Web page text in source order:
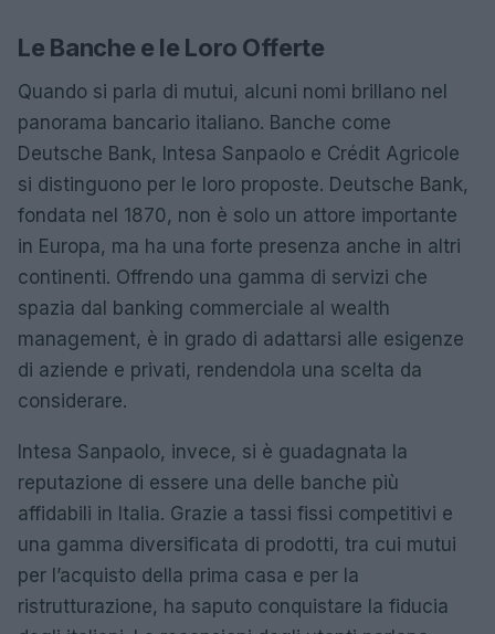
Le Banche e le Loro Offerte
Quando si parla di mutui, alcuni nomi brillano nel
panorama bancario italiano. Banche come
Deutsche Bank, Intesa Sanpaolo e Crédit Agricole
si distinguono per le loro proposte. Deutsche Bank,
fondata nel 1870, non è solo un attore importante
in Europa, ma ha una forte presenza anche in altri
continenti. Offrendo una gamma di servizi che
spazia dal banking commerciale al wealth
management, è in grado di adattarsi alle esigenze
di aziende e privati, rendendola una scelta da
considerare.
Intesa Sanpaolo, invece, si è guadagnata la
reputazione di essere una delle banche più
affidabili in Italia. Grazie a tassi fissi competitivi e
una gamma diversificata di prodotti, tra cui mutui
per l’acquisto della prima casa e per la
ristrutturazione, ha saputo conquistare la fiducia